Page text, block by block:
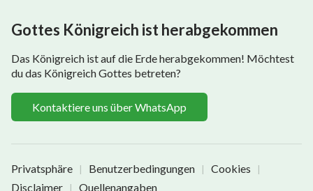
Gottes Königreich ist herabgekommen
Das Königreich ist auf die Erde herabgekommen! Möchtest
du das Königreich Gottes betreten?
Kontaktiere uns über WhatsApp
Privatsphäre | Benutzerbedingungen | Cookies |
Disclaimer | Quellenangaben